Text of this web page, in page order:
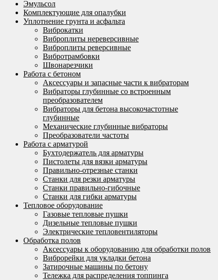
Эмульсол
Комплектующие для опалубки
Уплотнение грунта и асфальта
Виброкатки
Виброплиты нереверсивные
Виброплиты реверсивные
Вибротрамбовки
Швонарезчики
Работа с бетоном
Аксессуары и запасные части к вибраторам
Вибраторы глубинные со встроенным
преобразователем
Вибраторы для бетона высокочастотные
глубинные
Механические глубинные вибраторы
Преобразователи частоты
Работа с арматурой
Бухтодержатель для арматуры
Пистолеты для вязки арматуры
Правильно-отрезные станки
Станки для резки арматуры
Станки правильно-гибочные
Станки для гибки арматуры
Тепловое оборудование
Газовые тепловые пушки
Дизельные тепловые пушки
Электрические тепловентиляторы
Обработка полов
Аксессуары к оборудованию для обработки полов
Виброрейки для укладки бетона
Затирочные машины по бетону
Тележка для распределения топпинга